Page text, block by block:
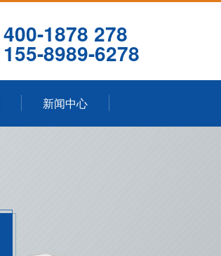
400-1878 278
155-8989-6278
新闻中心